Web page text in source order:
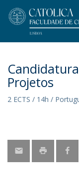
Projetos
2 ECTS / 14h /